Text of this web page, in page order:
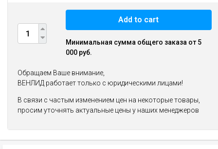
Add to cart
Минимальная сумма общего заказа от 5
000 руб.
Обращаем Ваше внимание,
ВЕНЛИД работает только с юридическими лицами!
В связи с частым изменением цен на некоторые товары,
просим уточнять актуальные цены у наших менеджеров